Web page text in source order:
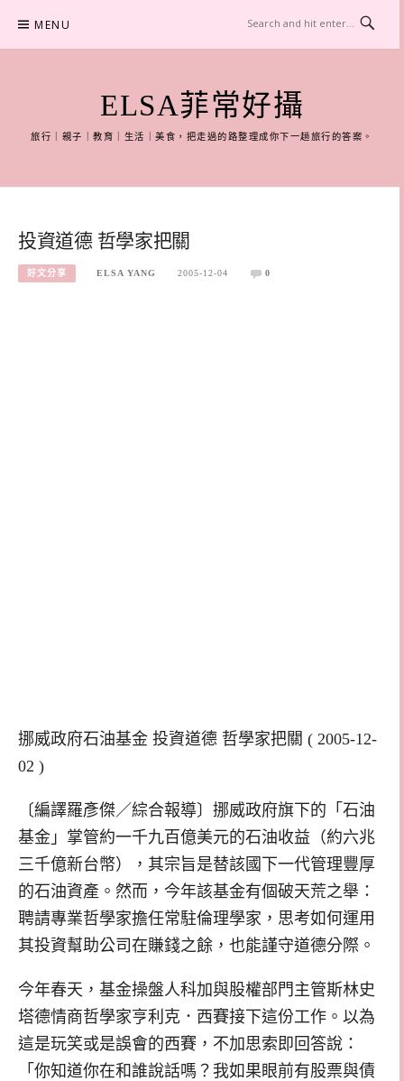
content
MENU
ELSA菲常好攝
旅行｜親子｜教育｜生活｜美食，把走過的路整理成你下一趟旅行的答案。
投資道德 哲學家把關
好文分享 ELSA YANG 2005-12-04 0
挪威政府石油基金 投資道德 哲學家把關 ( 2005-12-
02 )
〔編譯羅彥傑／綜合報導〕挪威政府旗下的「石油
基金」掌管約一千九百億美元的石油收益（約六兆
三千億新台幣），其宗旨是替該國下一代管理豐厚
的石油資產。然而，今年該基金有個破天荒之舉：
聘請專業哲學家擔任常駐倫理學家，思考如何運用
其投資幫助公司在賺錢之餘，也能謹守道德分際。
今年春天，基金操盤人科加與股權部門主管斯林史
塔德情商哲學家亨利克．西賽接下這份工作。以為
這是玩笑或是誤會的西賽，不加思索即回答說：
「你知道你在和誰說話嗎？我如果眼前有股票與債